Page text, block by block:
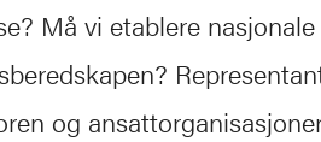
Må vi etablere nasjonale
og